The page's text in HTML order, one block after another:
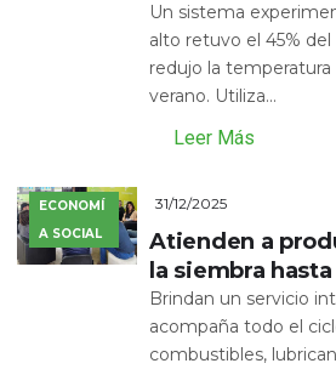
Un sistema
alto retuvo el 45%
redujo la temperatura
verano. Utiliza...
Leer Más
ECONOMÍ
A SOCIAL
31/12/2025
Atienden a
la siembra
Brindan un servicio
acompaña todo el
combustibles,